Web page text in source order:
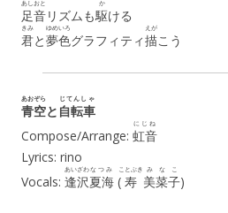
足音
あしおと
リズムも駆
か
ける
君
きみ
と夢色
ゆめいろ
グラフィティ描
えが
こう
青空
あおぞら
と 自転車
じてんしゃ
Compose/Arrange: 虹音
にじね
Lyrics: rino
Vocals: 逢沢
あいざわ
夏海
なつみ
( 寿
ことぶき
美菜子
みなこ
)